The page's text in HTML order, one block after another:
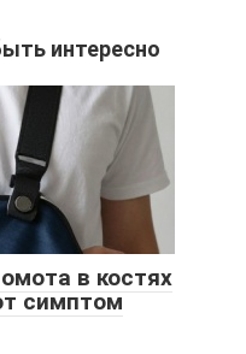
интересно
в костях
симптом